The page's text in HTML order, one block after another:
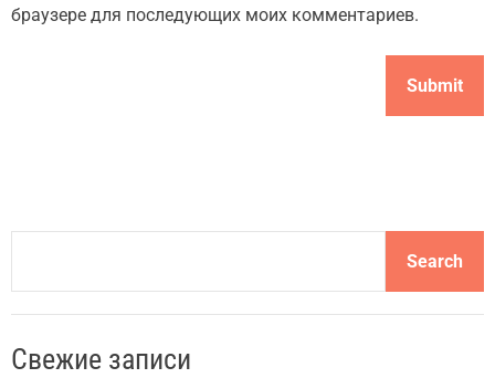
браузере для последующих моих комментариев.
c
Search
Свежие записи